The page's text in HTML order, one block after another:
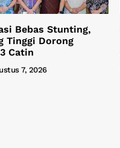
Bebas Stunting,
Tinggi Dorong
Catin
7, 2026